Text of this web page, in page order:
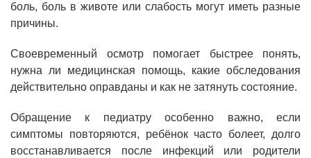
боль, боль в животе или слабость могут иметь разные
причины.
Своевременный осмотр помогает быстрее понять,
нужна ли медицинская помощь, какие обследования
действительно оправданы и как не затянуть состояние.
Обращение к педиатру особенно важно, если
симптомы повторяются, ребёнок часто болеет, долго
восстанавливается после инфекций или родители